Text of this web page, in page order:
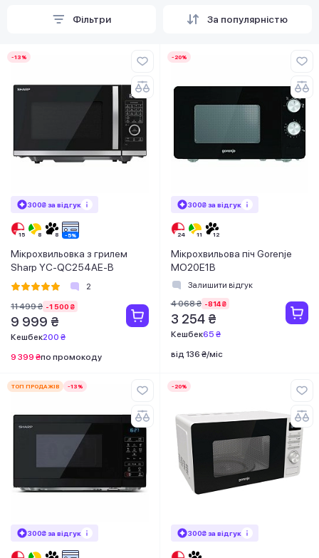
Фільтри За популярністю
-13%
300₴ за відгук
Мікрохвильовка з грилем
Sharp YC-QC254AE-B
2
11 499 ₴ -1 500 ₴
9 999 ₴
Кешбек200 ₴
9 399 ₴по промокоду
-20%
300₴ за відгук
Мікрохвильова піч Gorenje
MO20E1B
Залишити відгук
4 068 ₴ -814 ₴
3 254 ₴
Кешбек65 ₴
від 136 ₴/міс
ТОП ПРОДАЖІВ -13%
300₴ за відгук
-20%
300₴ за відгук